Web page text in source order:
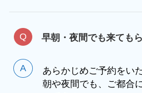
早朝・夜間でも来ても
あらかじめご予約をい
朝や夜間でも、ご都合